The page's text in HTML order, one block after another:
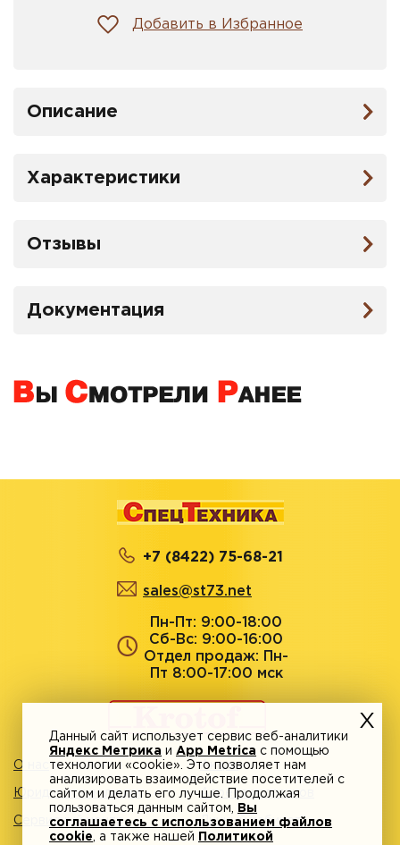
Добавить в Избранное
Описание
Характеристики
Отзывы
Документация
+7 (8422) 75-68-21
sales@st73.net
Пн-Пт: 9:00-18:00
Сб-Вс: 9:00-16:00
Отдел продаж: Пн-
Пт 8:00-17:00 мск
О нас Акции
Юридическим лицам Адреса магазинов
Сервисный центр Личный кабинет
Данный сайт использует сервис веб-аналитики
Яндекс Метрика и App Metrica с помощью
технологии «cookie». Это позволяет нам
анализировать взаимодействие посетителей с
сайтом и делать его лучше. Продолжая
пользоваться данным сайтом,
Вы
соглашаетесь с использованием файлов
cookie , а также нашей Политикой